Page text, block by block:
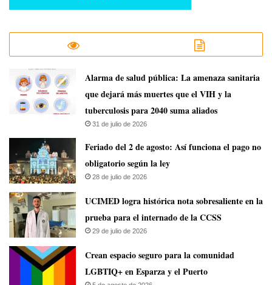
​Alarma de salud pública: La amenaza sanitaria
que dejará más muertes que el VIH y la
tuberculosis para 2040 suma aliados
31 de julio de 2026
Feriado del 2 de agosto: Así funciona el pago no
obligatorio según la ley
28 de julio de 2026
UCIMED logra histórica nota sobresaliente en la
prueba para el internado de la CCSS
29 de julio de 2026
Crean espacio seguro para la comunidad
LGBTIQ+ en Esparza y el Puerto